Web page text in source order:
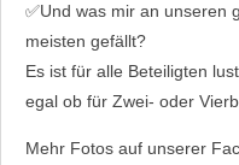
✅️Und was mir an unseren
meisten gefällt?
Es ist für alle Beteiligten
egal ob für Zwei- oder
Mehr Fotos auf unserer